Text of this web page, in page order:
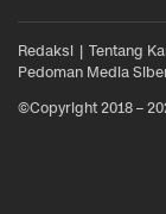
Redaksi Tentang
Pedoman Media
©Copyright 2018 –